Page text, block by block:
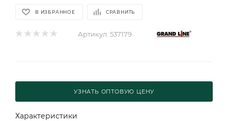
В ИЗБРАННОЕ СРАВНИТЬ
Артикул: 537179
УЗНАТЬ ОПТОВУЮ ЦЕНУ
Характеристики